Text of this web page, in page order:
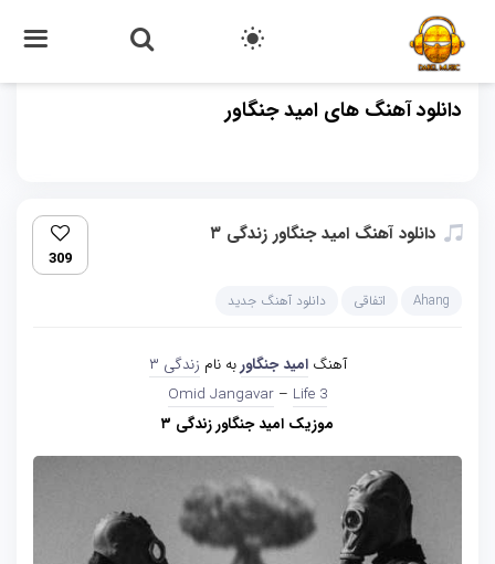
دانلود آهنگ های امید جنگاور
دانلود آهنگ امید جنگاور زندگی ۳
309
Ahang اتفاقی دانلود آهنگ جدید
آهنگامید جنگاوربه نام زندگی ۳
Omid Jangavar – Life 3
موزیک امید جنگاور زندگی ۳